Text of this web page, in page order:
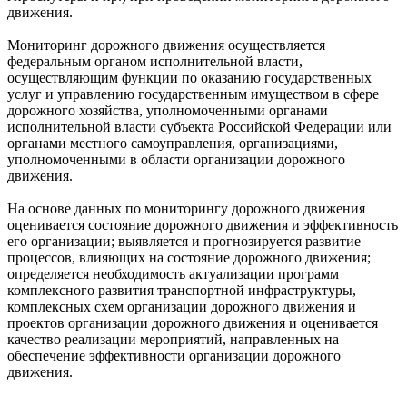
движения.
Мониторинг дорожного движения осуществляется
федеральным органом исполнительной власти,
осуществляющим функции по оказанию государственных
услуг и управлению государственным имуществом в сфере
дорожного хозяйства, уполномоченными органами
исполнительной власти субъекта Российской Федерации или
органами местного самоуправления, организациями,
уполномоченными в области организации дорожного
движения.
На основе данных по мониторингу дорожного движения
оценивается состояние дорожного движения и эффективность
его организации; выявляется и прогнозируется развитие
процессов, влияющих на состояние дорожного движения;
определяется необходимость актуализации программ
комплексного развития транспортной инфраструктуры,
комплексных схем организации дорожного движения и
проектов организации дорожного движения и оценивается
качество реализации мероприятий, направленных на
обеспечение эффективности организации дорожного
движения.